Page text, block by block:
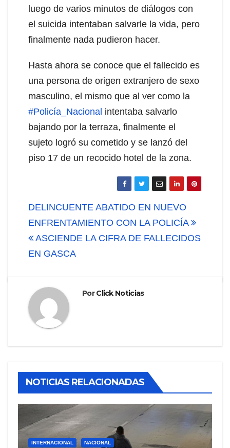
luego de varios minutos de diálogos con
el suicida intentaban salvarle la vida, pero
finalmente nada pudieron hacer.
Hasta ahora se conoce que el fallecido es
una persona de origen extranjero de sexo
masculino, el mismo que al ver como la
#Policía_Nacional intentaba salvarlo
bajando por la terraza, finalmente el
sujeto logró su cometido y se lanzó del
piso 17 de un recocido hotel de la zona.
Navegación
de
entradas
DELINCUENTE ABATIDO EN NUEVO
ENFRENTAMIENTO CON LA POLICÍA
ASCIENDE LA CIFRA DE FALLECIDOS
EN GASCA
PorClick Noticias
NOTICIAS RELACIONADAS
INTERNACIONAL NACIONAL